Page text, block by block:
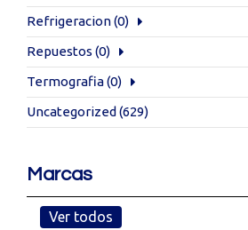
Refrigeracion(0)
Repuestos (0)
Termografia(0)
Uncategorized (629)
Marcas
Ver todos